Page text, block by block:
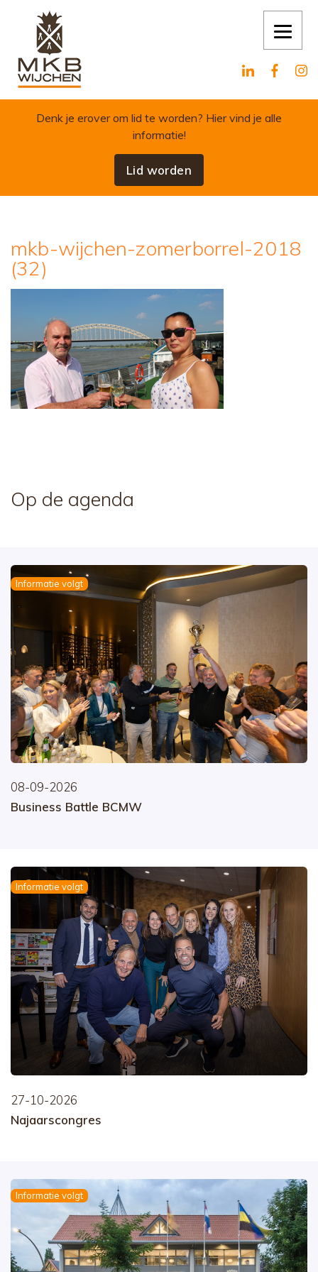
Skip to content
Denk je erover om lid te worden? Hier vind je alle
informatie!
Lid worden
mkb-wijchen-zomerborrel-2018
(32)
Op de agenda
Informatie volgt
08-09-2026
Business Battle BCMW
Informatie volgt
27-10-2026
Najaarscongres
Informatie volgt